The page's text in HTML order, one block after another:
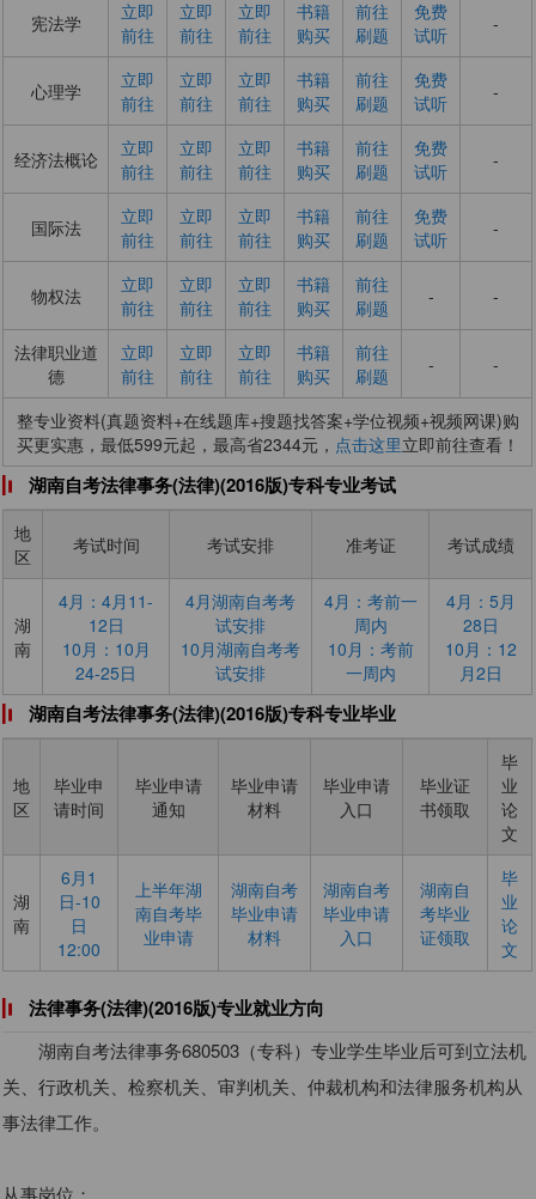
宪法学
立即
前往
立即
前往
立即
前往
书籍
购买
前往
刷题
免费
试听
-
心理学
立即
前往
立即
前往
立即
前往
书籍
购买
前往
刷题
免费
试听
-
经济法概论
立即
前往
立即
前往
立即
前往
书籍
购买
前往
刷题
免费
试听
-
国际法
立即
前往
立即
前往
立即
前往
书籍
购买
前往
刷题
免费
试听
-
物权法
立即
前往
立即
前往
立即
前往
书籍
购买
前往
刷题
- -
法律职业道
德
立即
前往
立即
前往
立即
前往
书籍
购买
前往
刷题
- -
整专业资料(真题资料+在线题库+搜题找答案+学位视频+视频网课)购
买更实惠，最低599元起，最高省2344元， 点击这里立即前往查看！
湖南自考法律事务(法律)(2016版)专科专业考试
地
区
考试时间 考试安排 准考证 考试成绩
湖
南
4月：4月11-
12日
10月：10月
24-25日
4月湖南自考考
试安排
10月湖南自考考
试安排
4月：考前一
周内
10月：考前
一周内
4月：5月
28日
10月：12
月2日
湖南自考法律事务(法律)(2016版)专科专业毕业
地
区
毕业申
请时间
毕业申请
通知
毕业申请
材料
毕业申请
入口
毕业证
书领取
毕
业
论
文
湖
南
6月1
日-10
日
12:00
上半年湖
南自考毕
业申请
湖南自考
毕业申请
材料
​湖南自考
毕业申请
入口
​湖南自
考毕业
证领取
毕
业
论
文
法律事务(法律)(2016版)专业就业方向
湖南自考法律事务680503（专科）专业学生毕业后可到立法机
关、行政机关、检察机关、审判机关、仲裁机构和法律服务机构从
事法律工作。
从事岗位：